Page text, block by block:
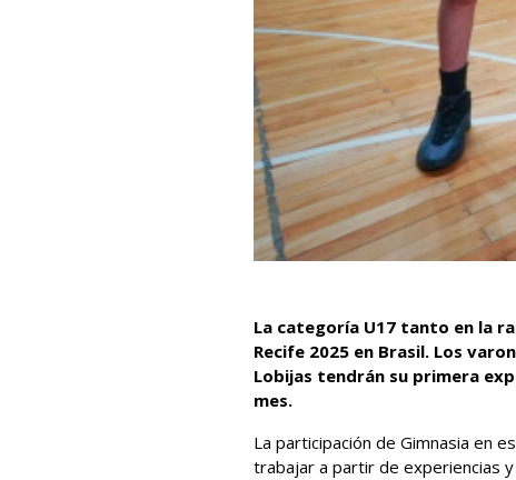
La categoría U17 tanto en la
Recife 2025 en Brasil. Los
Lobijas tendrán su primera
mes.
La participación de Gimnasia en
trabajar a partir de experiencias